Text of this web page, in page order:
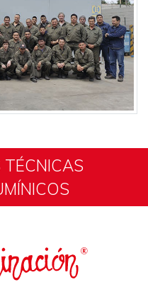
TÉCNICAS